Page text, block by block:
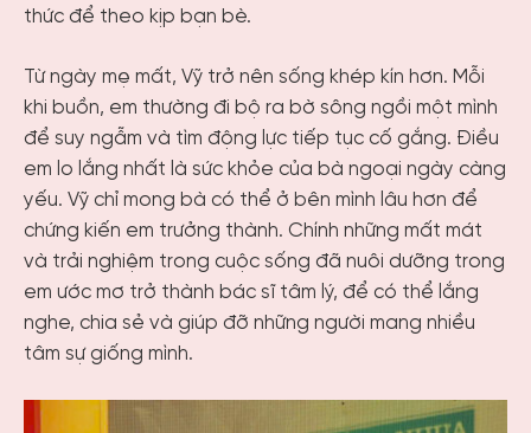
thức để theo kịp bạn bè.
Từ ngày mẹ mất, Vỹ trở nên sống khép kín hơn. Mỗi
khi buồn, em thường đi bộ ra bờ sông ngồi một mình
để suy ngẫm và tìm động lực tiếp tục cố gắng. Điều
em lo lắng nhất là sức khỏe của bà ngoại ngày càng
yếu. Vỹ chỉ mong bà có thể ở bên mình lâu hơn để
chứng kiến em trưởng thành. Chính những mất mát
và trải nghiệm trong cuộc sống đã nuôi dưỡng trong
em ước mơ trở thành bác sĩ tâm lý, để có thể lắng
nghe, chia sẻ và giúp đỡ những người mang nhiều
tâm sự giống mình.